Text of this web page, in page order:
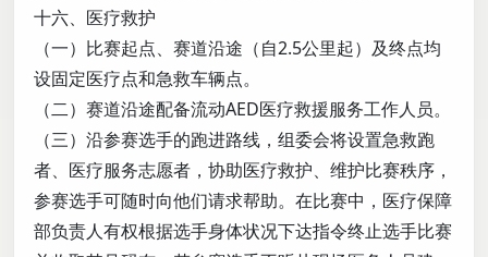
十六、医疗救护
（一）比赛起点、赛道沿途（自2.5公里起）及终点均
设固定医疗点和急救车辆点。
（二）赛道沿途配备流动AED医疗救援服务工作人员。
（三）沿参赛选手的跑进路线，组委会将设置急救跑
者、医疗服务志愿者，协助医疗救护、维护比赛秩序，
参赛选手可随时向他们请求帮助。在比赛中，医疗保障
部负责人有权根据选手身体状况下达指令终止选手比赛